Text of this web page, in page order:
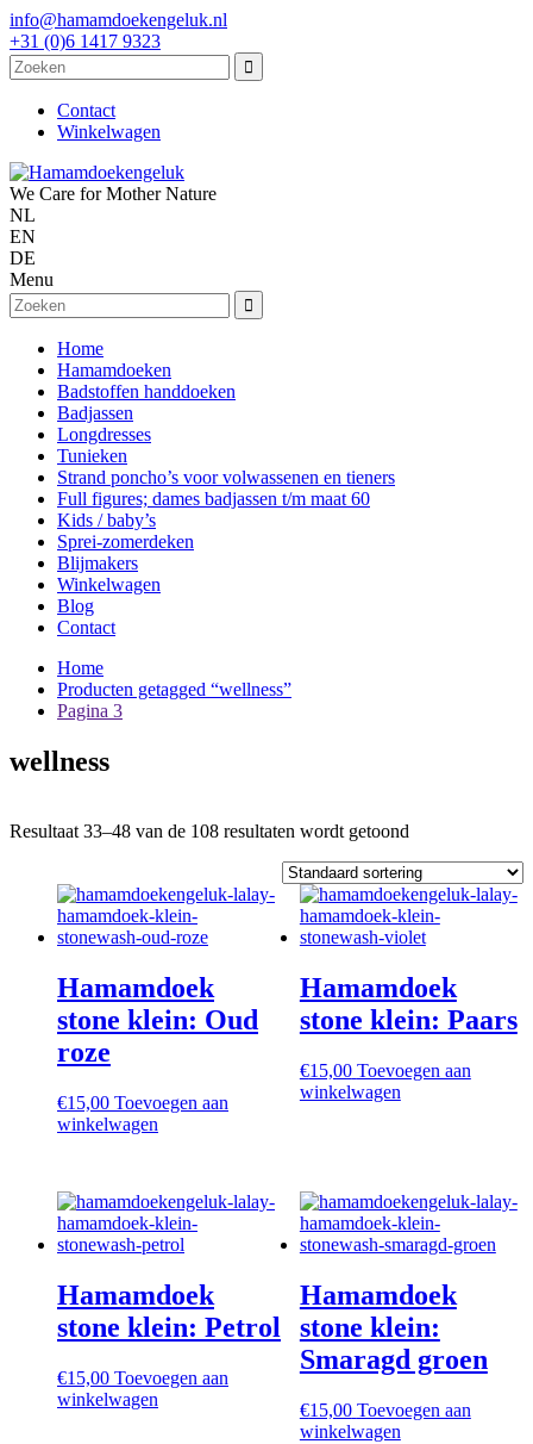
info@hamamdoekengeluk.nl
+31 (0)6 1417 9323
Contact
Winkelwagen
We Care for Mother Nature
NL
EN
DE
Menu
Home
Hamamdoeken
Badstoffen handdoeken
Badjassen
Longdresses
Tunieken
Strand poncho’s voor volwassenen en tieners
Full figures; dames badjassen t/m maat 60
Kids / baby’s
Sprei-zomerdeken
Blijmakers
Winkelwagen
Blog
Contact
Home
Producten getagged “wellness”
Pagina 3
wellness
Resultaat 33–48 van de 108 resultaten wordt getoond
Hamamdoek
stone klein: Oud
roze
€15,00 Toevoegen aan
winkelwagen
Hamamdoek
stone klein: Paars
€15,00 Toevoegen aan
winkelwagen
Hamamdoek
stone klein: Petrol
€15,00 Toevoegen aan
winkelwagen
Hamamdoek
stone klein:
Smaragd groen
€15,00 Toevoegen aan
winkelwagen